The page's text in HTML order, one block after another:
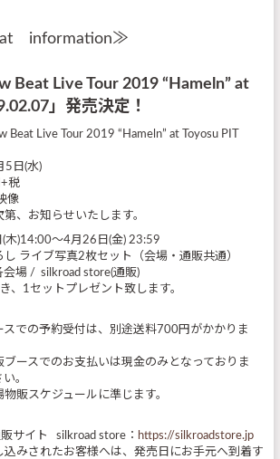
information≫
Beat Live Tour 2019 “Hameln” at
」発売決定！
Beat Live Tour 2019 “Hameln” at Toyosu PIT
5日(水)
税
像
、お知らせいたします。
(木)14:00～4月26日(金) 23:59
し ライブ写真2枚セット（会場・通販共通）
会場 / silkroad store(通販)
、1セットプレゼント致します。
での予約受付は、別途送料700円がかかりま
ブースでのお支払いは現金のみとなっておりま
。
販スケジュールに準じます。
販サイト silkroad store： https://silkroadstore.jp
みされたお客様へは、発売日にお手元へ到着す